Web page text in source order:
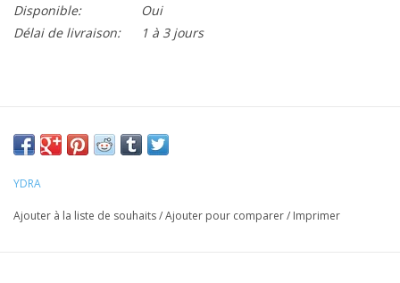
Disponible:
Oui
Délai de livraison:
1 à 3 jours
YDRA
Ajouter à la liste de souhaits/Ajouter pour comparer/ Imprimer